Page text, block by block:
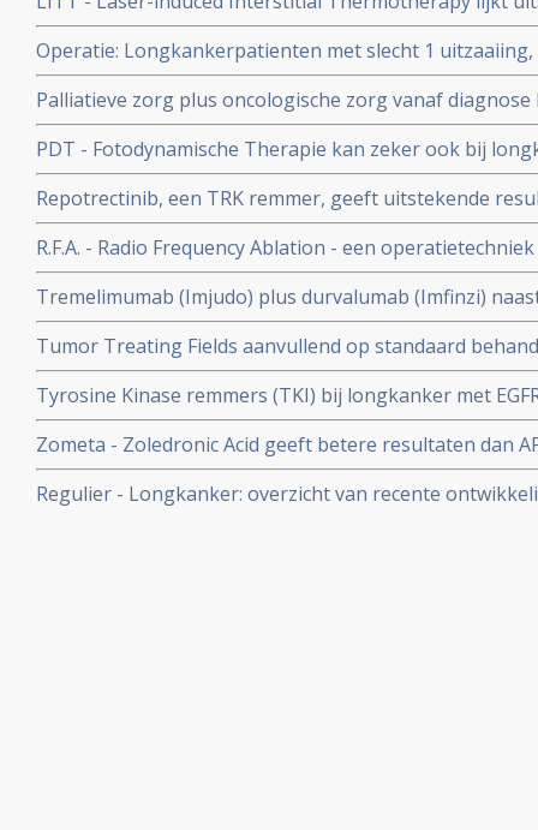
longkanker met gebruikmaking van uiterst fijne
tumor voor tumor wordt aangepakt. Dus niet alles
Operatie: Longkankerpatienten met slecht 1
geopereerd moeten worden en zijn genezend te
analyse
Palliatieve zorg plus oncologische zorg vanaf
tot langere overleving, betere kwaliteit van leven,
psychosociale gesteldheid in vergelijking met alleen
PDT - Fotodynamische Therapie kan zeker ook bij
behandeling zijn
Repotrectinib, een TRK remmer, geeft uitstekende
gevorderde niet-kleincellige longkanker (Respons van
solide tumoren met een ROS1-fusie copy 1
R.F.A. - Radio Frequency Ablation - een
vernietigd door hitte via holle naalden is ook met
longkankertumoren.
Tremelimumab (Imjudo) plus durvalumab (Imfinzi)
chemotherapie verbetert ziekte progressievrije tijd en
met vergevorderde longkanker en krijgt goedkeuring
Tumor Treating Fields aanvullend op standaard
in vergeliking met alleen standaard behandeling bij
longkanker, bewijst fase 3 studie LUNAR
Tyrosine Kinase remmers (TKI) bij longkanker met
artikelen van verschillende TKI remmers.
Zometa - Zoledronic Acid geeft betere resultaten dan
botproblemen (breuken bv.), langere tijd tot eerste
vermindert significant de botpijn bij in bot uitgezaaide
Regulier - Longkanker: overzicht van recente